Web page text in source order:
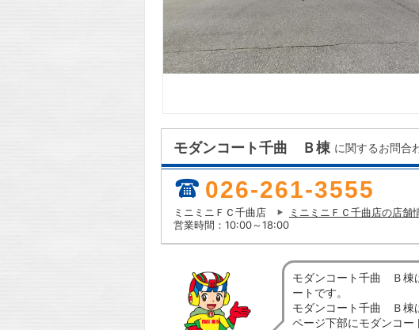
モダンコート千曲 Ｂ棟 に関するお問合
026-261-3555
ミニミニＦＣ千曲店
ミニミニＦＣ千曲店の店舗
営業時間：10:00～18:00
モダンコート千曲 Ｂ棟
ートです。
モダンコート千曲 Ｂ棟
ページ下部にモダンコ